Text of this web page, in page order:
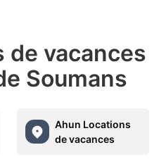
de vacances
Soumans
Ahun Locations
de vacances